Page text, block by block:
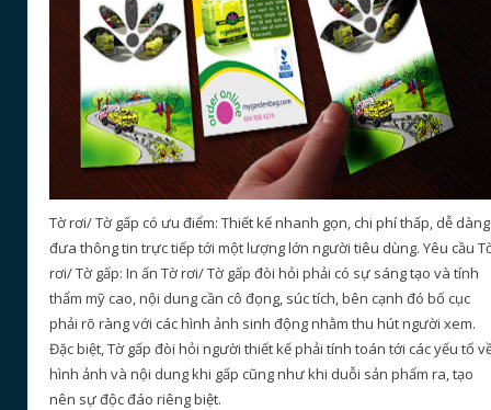
Tờ rơi/ Tờ gấp có ưu điểm: Thiết kế nhanh gọn, chi phí thấp, dễ dàng
đưa thông tin trực tiếp tới một lượng lớn người tiêu dùng. Yêu cầu
rơi/ Tờ gấp: In ấn Tờ rơi/ Tờ gấp đòi hỏi phải có sự sáng tạo và tính
thẩm mỹ cao, nội dung cần cô đọng, súc tích, bên cạnh đó bố cục
phải rõ ràng với các hình ảnh sinh động nhằm thu hút người xem.
Đặc biệt, Tờ gấp đòi hỏi người thiết kế phải tính toán tới các yếu tố
hình ảnh và nội dung khi gấp cũng như khi duỗi sản phẩm ra, tạo
nên sự độc đáo riêng biệt.